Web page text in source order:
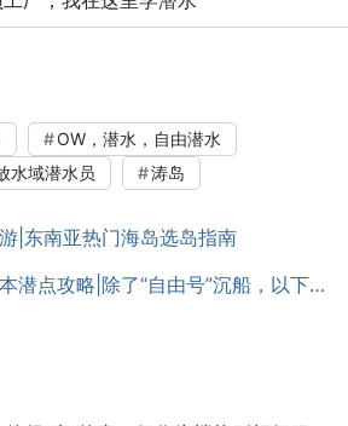
OW，潜水，自由潜水
水域潜水员 涛岛
|东南亚热门海岛选岛指南
点攻略|除了“自由号”沉船，以下地方更惊喜！